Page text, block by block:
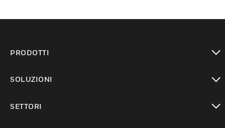
PRODOTTI
SOLUZIONI
SETTORI